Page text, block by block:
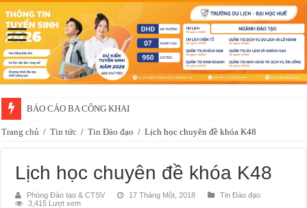
BÁO CÁO BA CÔNG KHAI
Trang chủ / Tin tức / Tin Đào đạo / Lịch học chuyên đề khóa K48
Lịch học chuyên đề khóa K48
Phòng Đào tạo & CTSV 17 Tháng Một, 2018
Tin Đào đạo
3,415 Lượt xem